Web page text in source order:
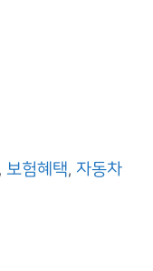
,보험혜택, 자동차